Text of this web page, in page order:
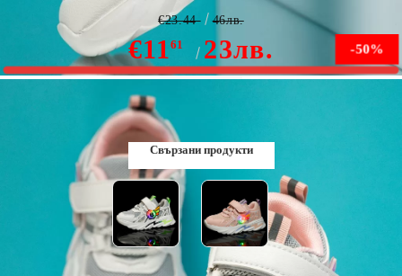
-50%
€1161 23лв.
€23.44 46лв.
Свързани продукти